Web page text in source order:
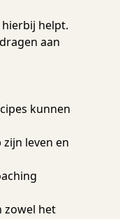
helpt.
aan
kunnen
leven en
zowel het